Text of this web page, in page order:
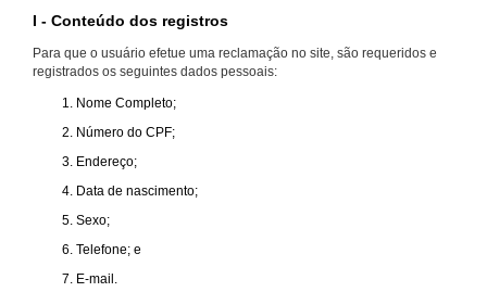
I - Conteúdo dos registros
Para que o usuário efetue uma reclamação no site, são requeridos e
registrados os seguintes dados pessoais:
Nome Completo;
Número do CPF;
Endereço;
Data de nascimento;
Sexo;
Telefone; e
E-mail.